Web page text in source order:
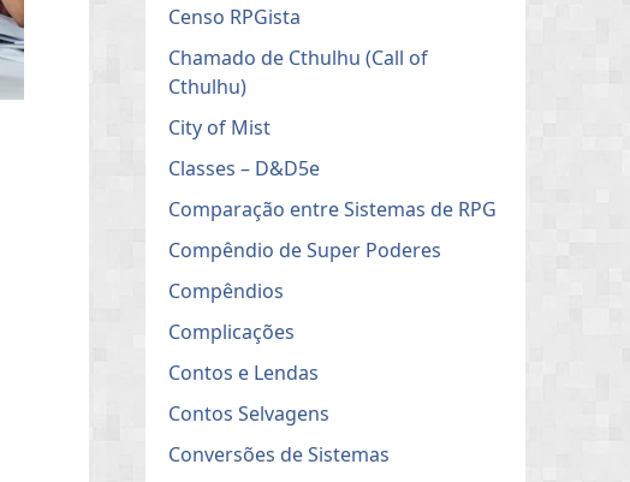
Censo RPGista
Chamado de Cthulhu (Call of
Cthulhu)
City of Mist
Classes – D&D5e
Comparação entre Sistemas de RPG
Compêndio de Super Poderes
Compêndios
Complicações
Contos e Lendas
Contos Selvagens
Conversões de Sistemas